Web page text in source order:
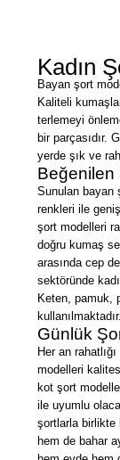
Kadın
Bayan şort
Kaliteli
terlemeyi
bir parçasıdır.
yerde şık ve
Beğenilen
Sunulan bayan
renkleri ile
şort modelleri
doğru kumaş
arasında cep
sektöründe
Keten, pamuk,
kullanılmaktadır.
Günlük
Her an
modelleri
kot şort
ile uyumlu
şortlarla birlikte
hem de bahar